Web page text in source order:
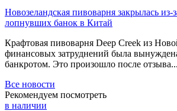
Новозеландская пивоварня закрылась из-
лопнувших банок в Китай
Крафтовая пивоварня Deep Creek из
финансовых затруднений была
банкротом. Это произошло после отзыва...
Все новости
Рекомендуем посмотреть
в наличии